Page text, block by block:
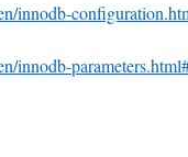
innodb-
innodb-